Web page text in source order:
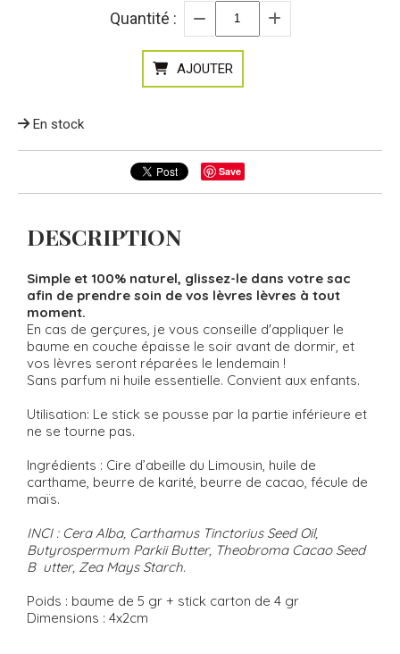
Quantité :
AJOUTER
En stock
Save
DESCRIPTION
Simple et 100% naturel, glissez-le dans votre sac
afin de prendre soin de vos lèvres lèvres à tout
moment.
En cas de gerçures, je vous conseille d'appliquer le
baume en couche épaisse le soir avant de dormir, et
vos lèvres seront réparées le lendemain !
Sans parfum ni huile essentielle. Convient aux enfants.
Utilisation: Le stick se pousse par la partie inférieure et
ne se tourne pas.
Ingrédients : Cire d’abeille du Limousin, huile de
carthame, beurre de karité, beurre de cacao, fécule de
maïs.
INCI : Cera Alba, Carthamus Tinctorius Seed Oil,
Butyrospermum Parkii Butter, Theobroma Cacao Seed
B utter, Zea Mays Starch.
Poids : baume de 5 gr + stick carton de 4 gr
Dimensions : 4x2cm